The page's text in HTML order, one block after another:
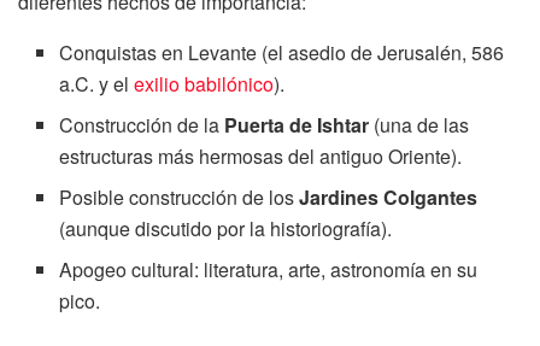
Conquistas en Levante (el asedio de Jerusalén, 586
a.C. y elexilio babilónico).
Construcción de la Puerta de Ishtar (una de las
estructuras más hermosas del antiguo Oriente).
Posible construcción de losJardines Colgantes
(aunque discutido por la historiografía).
Apogeo cultural: literatura, arte, astronomía en su
pico.